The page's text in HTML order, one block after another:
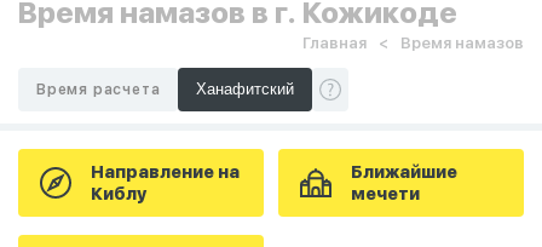
Время намазов в г. Кожикоде
Главная Время намазов
Время расчета
Направление на
Киблу
Ближайшие
мечети